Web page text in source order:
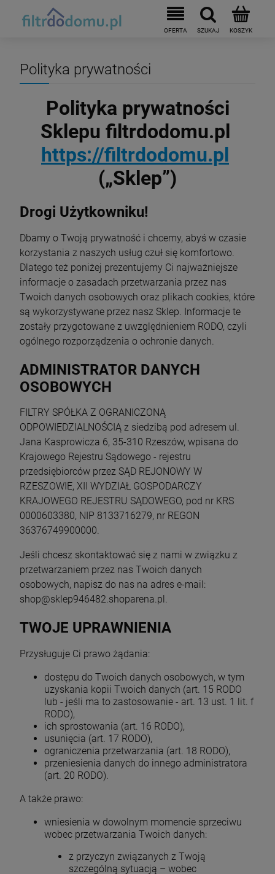
Polityka prywatności
Polityka prywatności
Sklepu filtrdodomu.pl
https://filtrdodomu.pl
(„Sklep”)
Drogi Użytkowniku!
Dbamy o Twoją prywatność i chcemy, abyś w czasie
korzystania z naszych usług czuł się komfortowo.
Dlatego też poniżej prezentujemy Ci najważniejsze
informacje o zasadach przetwarzania przez nas
Twoich danych osobowych oraz plikach cookies, które
są wykorzystywane przez nasz Sklep. Informacje te
zostały przygotowane z uwzględnieniem RODO, czyli
ogólnego rozporządzenia o ochronie danych.
ADMINISTRATOR DANYCH
OSOBOWYCH
FILTRY SPÓŁKA Z OGRANICZONĄ
ODPOWIEDZIALNOŚCIĄ z siedzibą pod adresem ul.
Jana Kasprowicza 6, 35-310 Rzeszów, wpisana do
Krajowego Rejestru Sądowego - rejestru
przedsiębiorców przez SĄD REJONOWY W
RZESZOWIE, XII WYDZIAŁ GOSPODARCZY
KRAJOWEGO REJESTRU SĄDOWEGO, pod nr KRS
0000603380, NIP 8133716279, nr REGON
36376749900000.
Jeśli chcesz skontaktować się z nami w związku z
przetwarzaniem przez nas Twoich danych
osobowych, napisz do nas na adres e-mail:
shop@sklep946482.shoparena.pl.
TWOJE UPRAWNIENIA
Przysługuje Ci prawo żądania:
dostępu do Twoich danych osobowych, w tym
uzyskania kopii Twoich danych (art. 15 RODO
lub - jeśli ma to zastosowanie - art. 13 ust. 1 lit. f
RODO),
ich sprostowania (art. 16 RODO),
usunięcia (art. 17 RODO),
ograniczenia przetwarzania (art. 18 RODO),
przeniesienia danych do innego administratora
(art. 20 RODO).
A także prawo:
wniesienia w dowolnym momencie sprzeciwu
wobec przetwarzania Twoich danych:
z przyczyn związanych z Twoją
szczególną sytuacją – wobec